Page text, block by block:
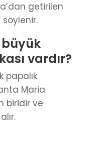
getirilen
söylenir.
büyük
vardır?
papalık
Maria
biridir ve